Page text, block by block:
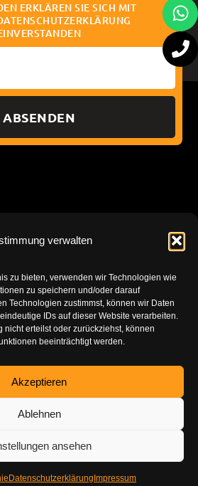
verwalten
zu bieten, verwenden wir Technologien wie
zu speichern und/oder darauf
Technologien zustimmst, können wir Daten
IDs auf dieser Website verarbeiten.
nicht erteilst oder zurückziehst, können
beeinträchtigt werden.
Akzeptieren
Ablehnen
ansehen
Datenschutzerklärung Impressum
ERKLÄREN SIE SICH MIT
ABSENDEN
INFORMATION
7777801
info@tuning-
vor-ort.com
DE-86179
g
Impressu
m